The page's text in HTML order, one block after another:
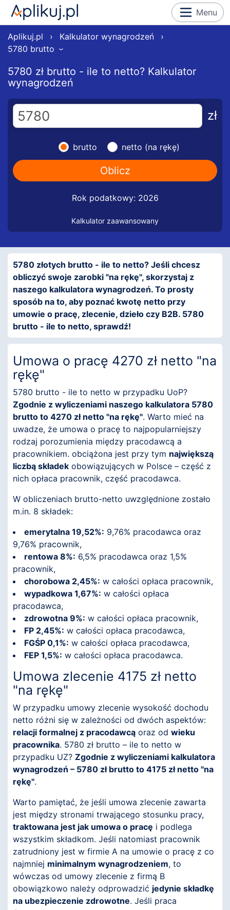
Menu
Aplikuj.pl › Kalkulator wynagrodzeń
›
5780 brutto
›
5780 zł brutto - ile to netto? Kalkulator
wynagrodzeń
zł
brutto netto (na rękę)
Rok podatkowy: 2026
Kalkulator zaawansowany
5780 złotych brutto - ile to netto? Jeśli chcesz
obliczyć swoje zarobki "na rękę", skorzystaj z
naszego kalkulatora wynagrodzeń. To prosty
sposób na to, aby poznać kwotę netto przy
umowie o pracę, zlecenie, dzieło czy B2B. 5780
brutto - ile to netto, sprawdź!
Umowa o pracę 4270 zł netto "na
rękę"
5780 brutto - ile to netto w przypadku UoP?
Zgodnie z wyliczeniami naszego kalkulatora 5780
brutto to 4270 zł netto "na rękę". Warto mieć na
uwadze, że umowa o pracę to najpopularniejszy
rodzaj porozumienia między pracodawcą a
pracownikiem. obciążona jest przy tym największą
liczbą składek obowiązujących w Polsce – część z
nich opłaca pracownik, część pracodawca.
W obliczeniach brutto-netto uwzględnione zostało
m.in. 8 składek:
emerytalna 19,52%: 9,76% pracodawca oraz
9,76% pracownik,
rentowa 8%: 6,5% pracodawca oraz 1,5%
pracownik,
chorobowa 2,45%: w całości opłaca pracownik,
wypadkowa 1,67%: w całości opłaca
pracodawca,
zdrowotna 9%: w całości opłaca pracownik,
FP 2,45%: w całości opłaca pracodawca,
FGŚP 0,1%: w całości opłaca pracodawca,
FEP 1,5%: w całości opłaca pracodawca.
Umowa zlecenie 4175 zł netto
"na rękę"
W przypadku umowy zlecenie wysokość dochodu
netto różni się w zależności od dwóch aspektów:
relacji formalnej z pracodawcą oraz od wieku
pracownika. 5780 zł brutto – ile to netto w
przypadku UZ? Zgodnie z wyliczeniami kalkulatora
wynagrodzeń – 5780 zł brutto to 4175 zł netto "na
rękę".
Warto pamiętać, że jeśli umowa zlecenie zawarta
jest między stronami trwającego stosunku pracy,
traktowana jest jak umowa o pracę i podlega
wszystkim składkom. Jeśli natomiast pracownik
zatrudniony jest w firmie A na umowie o pracę z co
najmniej minimalnym wynagrodzeniem, to
wówczas od umowy zlecenie z firmą B
obowiązkowo należy odprowadzić jedynie składkę
na ubezpieczenie zdrowotne. Jeśli praca